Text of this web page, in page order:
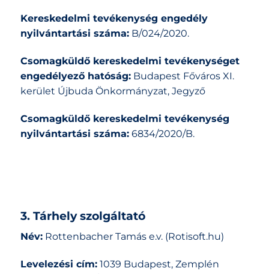
Kereskedelmi tevékenység engedély
nyilvántartási száma:B/024/2020.
Csomagküldő kereskedelmi tevékenységet
engedélyező hatóság:Budapest Főváros XI.
kerület Újbuda Önkormányzat, Jegyző
Csomagküldő kereskedelmi tevékenység
nyilvántartási száma:6834/2020/B.
3. Tárhely szolgáltató
Név:Rottenbacher Tamás e.v. (Rotisoft.hu)
Levelezési cím:1039 Budapest, Zemplén